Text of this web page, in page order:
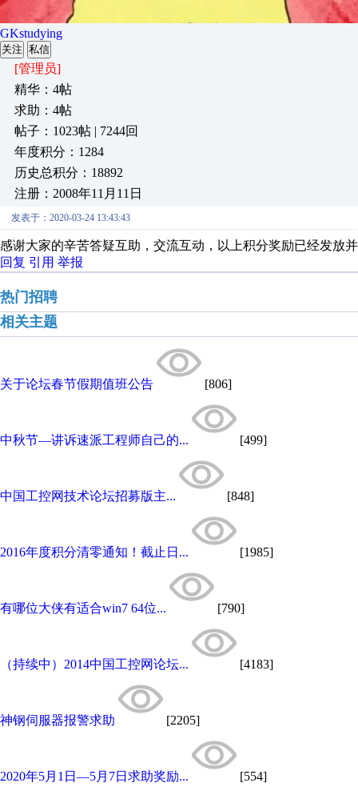
GKstudying
关注 私信
[管理员]
精华：4帖
求助：4帖
帖子：1023帖 | 7244回
年度积分：1284
历史总积分：18892
注册：2008年11月11日
发表于：2020-03-24 13:43:43
感谢大家的辛苦答疑互助，交流互动，以上积分奖励已经发放
回复 引用 举报
热门招聘
相关主题
关于论坛春节假期值班公告 [806]
中秋节—讲诉速派工程师自己的... [499]
中国工控网技术论坛招募版主... [848]
2016年度积分清零通知！截止日... [1985]
有哪位大侠有适合win7 64位... [790]
（持续中）2014中国工控网论坛... [4183]
神钢伺服器报警求助 [2205]
2020年5月1日—5月7日求助奖励... [554]